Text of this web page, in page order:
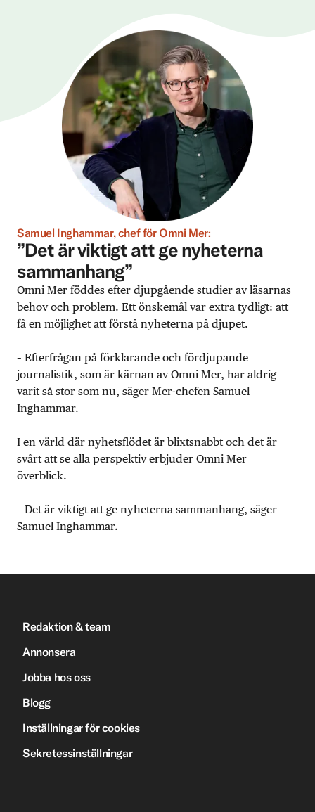
Samuel Inghammar, chef för Omni Mer:
”Det är viktigt att ge nyheterna
sammanhang”
Omni Mer föddes efter djupgående studier av läsarnas
behov och problem. Ett önskemål var extra tydligt: att
få en möjlighet att förstå nyheterna på djupet.
– Efterfrågan på förklarande och fördjupande
journalistik, som är kärnan av Omni Mer, har aldrig
varit så stor som nu, säger Mer-chefen Samuel
Inghammar.
I en värld där nyhetsflödet är blixtsnabbt och det är
svårt att se alla perspektiv erbjuder Omni Mer
överblick.
– Det är viktigt att ge nyheterna sammanhang, säger
Samuel Inghammar.
Redaktion & team
Annonsera
Jobba hos oss
Blogg
Inställningar för cookies
Sekretessinställningar